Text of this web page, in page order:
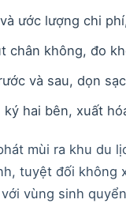
ước lượng chi
chân không, đo
và sau, dọn
hai bên, xuất
mùi ra khu du
tuyệt đối không
vùng sinh